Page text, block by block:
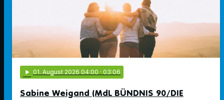
play_arrow 01. August 2026 04:00 · 03:06
Sabine Weigand (MdL BÜNDNIS 90/DIE